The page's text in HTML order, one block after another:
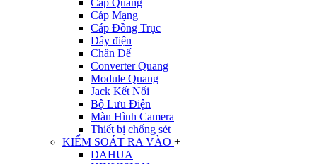
Cáp Quang
Cáp Mạng
Cáp Đồng Trục
Dây điện
Chân Đế
Converter Quang
Module Quang
Jack Kết Nối
Bộ Lưu Điện
Màn Hình Camera
Thiết bị chống sét
KIỂM SOÁT RA VÀO +
DAHUA